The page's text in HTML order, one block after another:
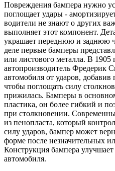
Повреждения бампера нужно
поглощает удары -
водители не знают о других
выполняет этот компонент.
украшает переднюю и заднюю
деле первые бамперы
или листового металла. В 1905
автопроизводитель Фредерик
автомобиля от ударов,
чтобы поглощать силу
прижилась. Бамперы в
пластика, он более гибкий и
при столкновении.
из пенопласта, который
силу ударов, бампер может
форме после незначительных
Конструкция бампера
автомобиля.